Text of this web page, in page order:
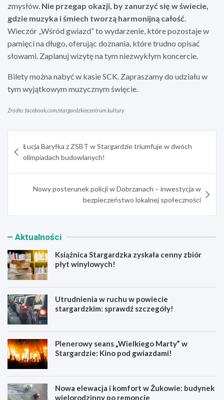
zmysłów. Nie przegap okazji, by zanurzyć się w świecie,
gdzie muzyka i śmiech tworzą harmonijną całość
Wieczór „Wśród gwiazd” to wydarzenie, które pozostaje w
pamięci na długo, oferując doznania, które trudno opisać
słowami. Zaplanuj wizytę na tym niezwykłym koncercie.
Bilety można nabyć w kasie SCK. Zapraszamy do udziału w
tym wyjątkowym muzycznym święcie.
Źródło: facebook.com/stargardzkiecentrum.kultury
wpisu
Łucja Baryłka z ZSBT w Stargardzie triumfuje w dwóch
olimpiadach budowlanych!
Nowy posterunek policji w Dobrzanach – inwestycja w
bezpieczeństwo lokalnej społeczności
Aktualności
Książnica Stargardzka zyskała cenny zbiór
płyt winylowych!
Utrudnienia w ruchu w powiecie
stargardzkim: sprawdź szczegóły!
Plenerowy seans „Wielkiego Marty” w
Stargardzie: Kino pod gwiazdami!
Nowa elewacja i komfort w Żukowie: budynek
wielorodzinny po remoncie